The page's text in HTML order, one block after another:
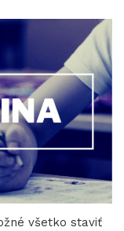
všetko staviť